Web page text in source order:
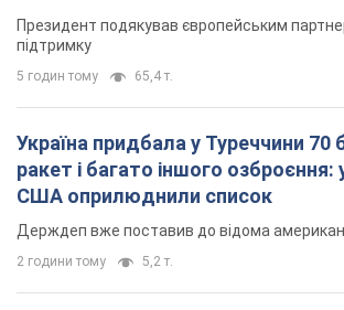
"Нас почули на одне вухо": у
день поспіль тривають мітинги
тривають
2 години тому 2,1 т.